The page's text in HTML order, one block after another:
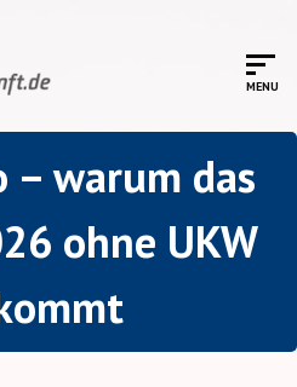
– warum das
ohne UKW